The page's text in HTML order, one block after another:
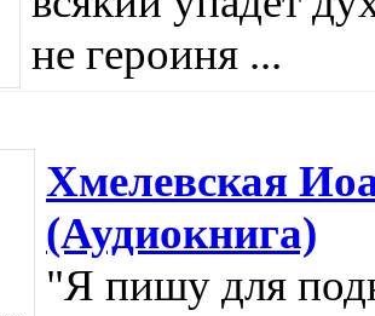
не героиня ...
Хмелевская
(Аудиокнига)
"Я пишу для